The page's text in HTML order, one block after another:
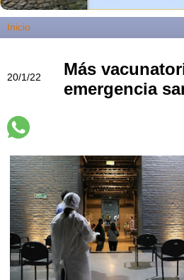
20/1/22
Más
emergencia